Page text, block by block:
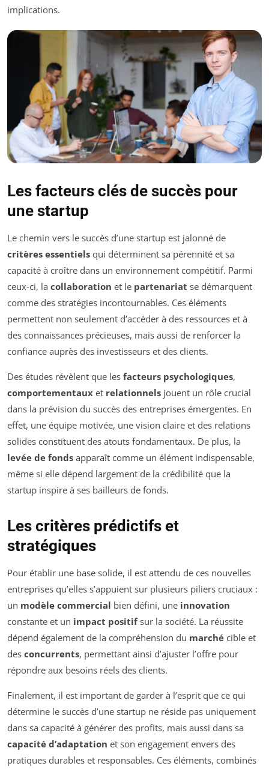
implications.
Les facteurs clés de succès pour
une startup
Le chemin vers le succès d’une startup est jalonné de
critères essentiels qui déterminent sa pérennité et sa
capacité à croître dans un environnement compétitif. Parmi
ceux-ci, la collaboration et le partenariat se démarquent
comme des stratégies incontournables. Ces éléments
permettent non seulement d’accéder à des ressources et à
des connaissances précieuses, mais aussi de renforcer la
confiance auprès des investisseurs et des clients.
Des études révèlent que les facteurs psychologiques,
comportementaux et relationnels jouent un rôle crucial
dans la prévision du succès des entreprises émergentes. En
effet, une équipe motivée, une vision claire et des relations
solides constituent des atouts fondamentaux. De plus, la
levée de fonds apparaît comme un élément indispensable,
même si elle dépend largement de la crédibilité que la
startup inspire à ses bailleurs de fonds.
Les critères prédictifs et
stratégiques
Pour établir une base solide, il est attendu de ces nouvelles
entreprises qu’elles s’appuient sur plusieurs piliers cruciaux :
un modèle commercial bien défini, une innovation
constante et un impact positifsur la société. La réussite
dépend également de la compréhension du marché cible et
des concurrents, permettant ainsi d’ajuster l’offre pour
répondre aux besoins réels des clients.
Finalement, il est important de garder à l’esprit que ce qui
détermine le succès d’une startup ne réside pas uniquement
dans sa capacité à générer des profits, mais aussi dans sa
capacité d’adaptation et son engagement envers des
pratiques durables et responsables. Ces éléments, combinés